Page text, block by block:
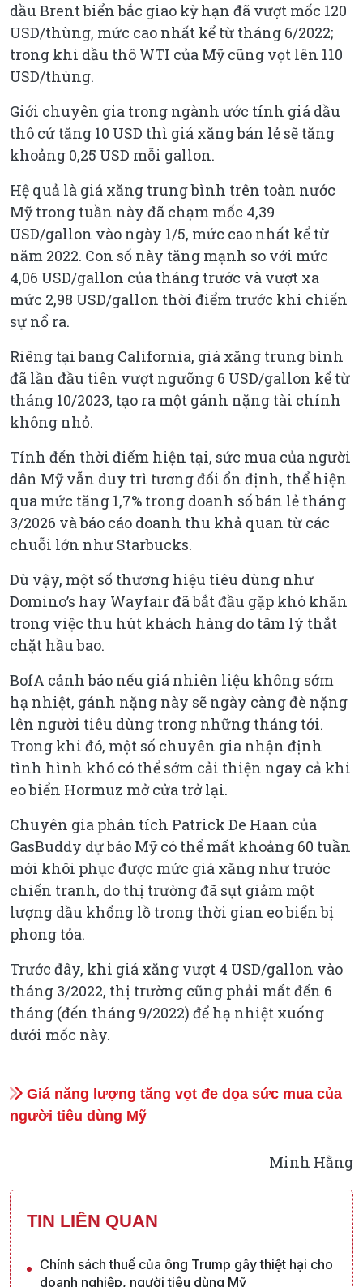
dầu Brent biển bắc giao kỳ hạn đã vượt mốc 120
USD/thùng, mức cao nhất kể từ tháng 6/2022;
trong khi dầu thô WTI của Mỹ cũng vọt lên 110
USD/thùng.
Giới chuyên gia trong ngành ước tính giá dầu
thô cứ tăng 10 USD thì giá xăng bán lẻ sẽ tăng
khoảng 0,25 USD mỗi gallon.
Hệ quả là giá xăng trung bình trên toàn nước
Mỹ trong tuần này đã chạm mốc 4,39
USD/gallon vào ngày 1/5, mức cao nhất kể từ
năm 2022. Con số này tăng mạnh so với mức
4,06 USD/gallon của tháng trước và vượt xa
mức 2,98 USD/gallon thời điểm trước khi chiến
sự nổ ra.
Riêng tại bang California, giá xăng trung bình
đã lần đầu tiên vượt ngưỡng 6 USD/gallon kể từ
tháng 10/2023, tạo ra một gánh nặng tài chính
không nhỏ.
Tính đến thời điểm hiện tại, sức mua của người
dân Mỹ vẫn duy trì tương đối ổn định, thể hiện
qua mức tăng 1,7% trong doanh số bán lẻ tháng
3/2026 và báo cáo doanh thu khả quan từ các
chuỗi lớn như Starbucks.
Dù vậy, một số thương hiệu tiêu dùng như
Domino’s hay Wayfair đã bắt đầu gặp khó khăn
trong việc thu hút khách hàng do tâm lý thắt
chặt hầu bao.
BofA cảnh báo nếu giá nhiên liệu không sớm
hạ nhiệt, gánh nặng này sẽ ngày càng đè nặng
lên người tiêu dùng trong những tháng tới.
Trong khi đó, một số chuyên gia nhận định
tình hình khó có thể sớm cải thiện ngay cả khi
eo biển Hormuz mở cửa trở lại.
Chuyên gia phân tích Patrick De Haan của
GasBuddy dự báo Mỹ có thể mất khoảng 60 tuần
mới khôi phục được mức giá xăng như trước
chiến tranh, do thị trường đã sụt giảm một
lượng dầu khổng lồ trong thời gian eo biển bị
phong tỏa.
Trước đây, khi giá xăng vượt 4 USD/gallon vào
tháng 3/2022, thị trường cũng phải mất đến 6
tháng (đến tháng 9/2022) để hạ nhiệt xuống
dưới mốc này.
Giá năng lượng tăng vọt đe dọa sức mua của
người tiêu dùng Mỹ
Minh Hằng
TIN LIÊN QUAN
Chính sách thuế của ông Trump gây thiệt hại cho
doanh nghiệp, người tiêu dùng Mỹ